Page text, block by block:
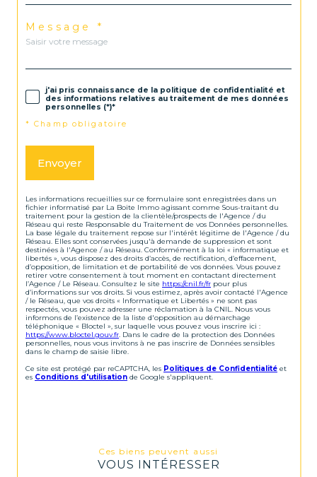
Message *
j'ai pris connaissance de la politique de confidentialité et
des informations relatives au traitement de mes données
personnelles (*)*
* Champ obligatoire
Envoyer
Les informations recueillies sur ce formulaire sont enregistrées dans un
fichier informatisé par La Boite Immo agissant comme Sous-traitant du
traitement pour la gestion de la clientèle/prospects de l'Agence / du
Réseau qui reste Responsable du Traitement de vos Données personnelles.
La base légale du traitement repose sur l'intérêt légitime de l'Agence / du
Réseau. Elles sont conservées jusqu'à demande de suppression et sont
destinées à l'Agence / au Réseau. Conformément à la loi « informatique et
libertés », vous disposez des droits d’accès, de rectification, d’effacement,
d’opposition, de limitation et de portabilité de vos données. Vous pouvez
retirer votre consentement à tout moment en contactant directement
l’Agence / Le Réseau. Consultez le site https://cnil.fr/fr pour plus
d’informations sur vos droits. Si vous estimez, après avoir contacté l'Agence
/ le Réseau, que vos droits « Informatique et Libertés » ne sont pas
respectés, vous pouvez adresser une réclamation à la CNIL. Nous vous
informons de l’existence de la liste d'opposition au démarchage
téléphonique « Bloctel », sur laquelle vous pouvez vous inscrire ici :
https://www.bloctel.gouv.fr . Dans le cadre de la protection des Données
personnelles, nous vous invitons à ne pas inscrire de Données sensibles
dans le champ de saisie libre.
Ce site est protégé par reCAPTCHA, les Politiques de Confidentialité et
es Conditions d'utilisation de Google s'appliquent.
Ces biens peuvent aussi
VOUS INTÉRESSER